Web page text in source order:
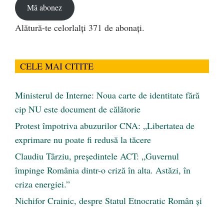
Mă abonez
Alătură-te celorlalți 371 de abonați.
CELE MAI CITITE
Ministerul de Interne: Noua carte de identitate fără
cip NU este document de călătorie
Protest împotriva abuzurilor CNA: „Libertatea de
exprimare nu poate fi redusă la tăcere
Claudiu Târziu, președintele ACT: „Guvernul
împinge România dintr-o criză în alta. Astăzi, în
criza energiei.”
Nichifor Crainic, despre Statul Etnocratic Român şi